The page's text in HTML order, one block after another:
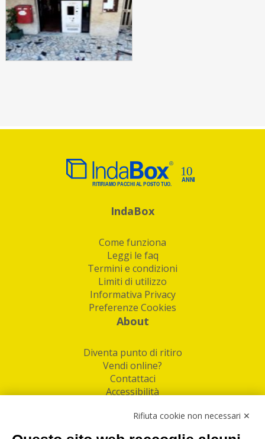
IndaBox
Come funziona
Leggi le faq
Termini e condizioni
Limiti di utilizzo
Informativa Privacy
Preferenze Cookies
About
Diventa punto di ritiro
Vendi online?
Contattaci
Accessibilità
Rifiuta cookie non necessari ✕